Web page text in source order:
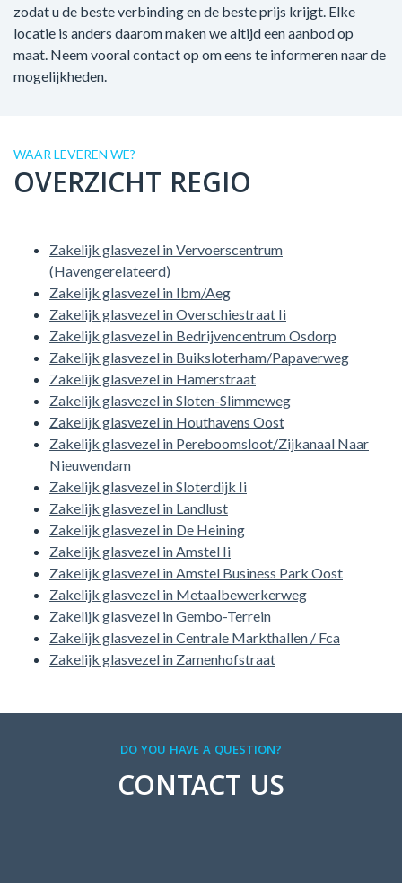
zodat u de beste verbinding en de beste prijs krijgt. Elke
locatie is anders daarom maken we altijd een aanbod op
maat. Neem vooral contact op om eens te informeren naar de
mogelijkheden.
WAAR LEVEREN WE?
OVERZICHT REGIO
Zakelijk glasvezel in Vervoerscentrum
(Havengerelateerd)
Zakelijk glasvezel in Ibm/Aeg
Zakelijk glasvezel in Overschiestraat Ii
Zakelijk glasvezel in Bedrijvencentrum Osdorp
Zakelijk glasvezel in Buiksloterham/Papaverweg
Zakelijk glasvezel in Hamerstraat
Zakelijk glasvezel in Sloten-Slimmeweg
Zakelijk glasvezel in Houthavens Oost
Zakelijk glasvezel in Pereboomsloot/Zijkanaal Naar
Nieuwendam
Zakelijk glasvezel in Sloterdijk Ii
Zakelijk glasvezel in Landlust
Zakelijk glasvezel in De Heining
Zakelijk glasvezel in Amstel Ii
Zakelijk glasvezel in Amstel Business Park Oost
Zakelijk glasvezel in Metaalbewerkerweg
Zakelijk glasvezel in Gembo-Terrein
Zakelijk glasvezel in Centrale Markthallen / Fca
Zakelijk glasvezel in Zamenhofstraat
DO YOU HAVE A QUESTION?
CONTACT US